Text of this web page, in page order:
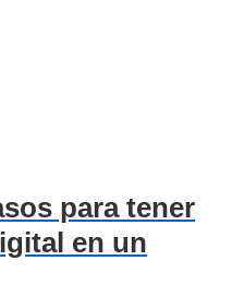
para tener
en un